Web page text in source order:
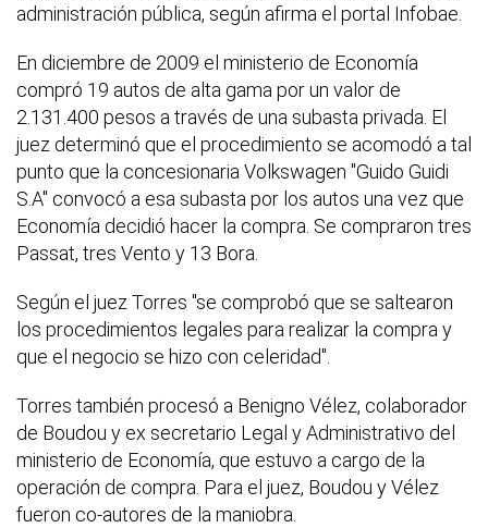
administración pública, según afirma el portal Infobae.
En diciembre de 2009 el ministerio de Economía
compró 19 autos de alta gama por un valor de
2.131.400 pesos a través de una subasta privada. El
juez determinó que el procedimiento se acomodó a tal
punto que la concesionaria Volkswagen "Guido Guidi
S.A" convocó a esa subasta por los autos una vez que
Economía decidió hacer la compra. Se compraron tres
Passat, tres Vento y 13 Bora.
Según el juez Torres "se comprobó que se saltearon
los procedimientos legales para realizar la compra y
que el negocio se hizo con celeridad".
Torres también procesó a Benigno Vélez, colaborador
de Boudou y ex secretario Legal y Administrativo del
ministerio de Economía, que estuvo a cargo de la
operación de compra. Para el juez, Boudou y Vélez
fueron co-autores de la maniobra.